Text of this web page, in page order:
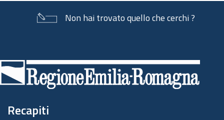
Non hai trovato quello che cerchi ?
di
pagina
Recapiti